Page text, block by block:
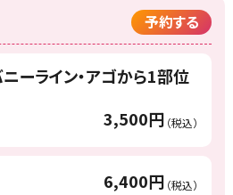
予約する
ーライン・アゴから1部位
3,500円 （税込）
6,400円 （税込）